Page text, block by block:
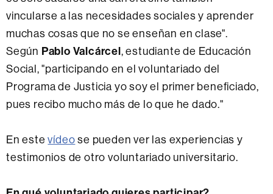
vincularse a las necesidades sociales y aprender
muchas cosas que no se enseñan en clase".
Según Pablo Valcárcel, estudiante de Educación
Social, "participando en el voluntariado del
Programa de Justicia yo soy el primer beneficiado,
pues recibo mucho más de lo que he dado."
En estevídeose pueden ver las experiencias y
testimonios de otro voluntariado universitario.